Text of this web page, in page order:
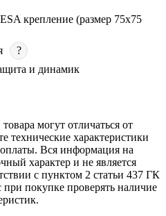
крепление (размер 75х75
?
и динамик
могут отличаться от
технические характеристики
Вся информация на
характер и не является
с пунктом 2 статьи 437 ГК
покупке проверять наличие